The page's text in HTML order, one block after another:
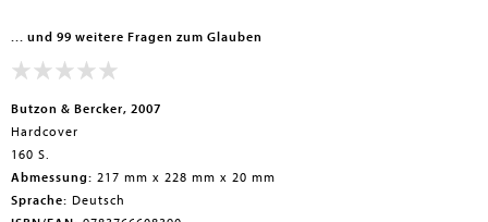
... und 99 weitere Fragen zum Glauben
Butzon & Bercker, 2007
Hardcover
160 S.
Abmessung: 217 mm x 228 mm x 20 mm
Sprache: Deutsch